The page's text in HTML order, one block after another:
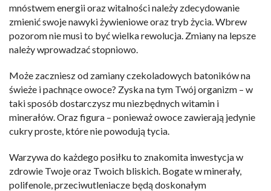
mnóstwem energii oraz witalności należy zdecydowanie
zmienić swoje nawyki żywieniowe oraz tryb życia. Wbrew
pozorom nie musi to być wielka rewolucja. Zmiany na lepsze
należy wprowadzać stopniowo.
Może zaczniesz od zamiany czekoladowych batoników na
świeże i pachnące owoce? Zyska na tym Twój organizm – w
taki sposób dostarczysz mu niezbędnych witamin i
minerałów. Oraz figura – ponieważ owoce zawierają jedynie
cukry proste, które nie powodują tycia.
Warzywa do każdego posiłku to znakomita inwestycja w
zdrowie Twoje oraz Twoich bliskich. Bogate w minerały,
polifenole, przeciwutleniacze będą doskonałym